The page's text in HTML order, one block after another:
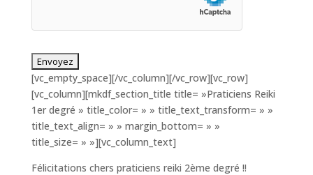
[vc_empty_space][/vc_column][/vc_row][vc_row]
[vc_column][mkdf_section_title title= »Praticiens Reiki
1er degré » title_color= » » title_text_transform= » »
title_text_align= » » margin_bottom= » »
title_size= » »][vc_column_text]
Félicitations chers praticiens reiki 2ème degré !!